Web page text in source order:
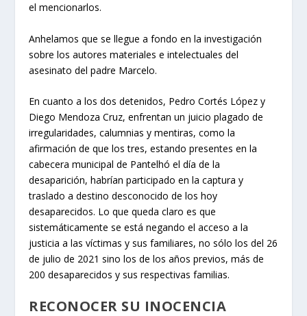
el mencionarlos.
Anhelamos que se llegue a fondo en la investigación
sobre los autores materiales e intelectuales del
asesinato del padre Marcelo.
En cuanto a los dos detenidos, Pedro Cortés López y
Diego Mendoza Cruz, enfrentan un juicio plagado de
irregularidades, calumnias y mentiras, como la
afirmación de que los tres, estando presentes en la
cabecera municipal de Pantelhó el día de la
desaparición, habrían participado en la captura y
traslado a destino desconocido de los hoy
desaparecidos. Lo que queda claro es que
sistemáticamente se está negando el acceso a la
justicia a las víctimas y sus familiares, no sólo los del 26
de julio de 2021 sino los de los años previos, más de
200 desaparecidos y sus respectivas familias.
RECONOCER SU INOCENCIA